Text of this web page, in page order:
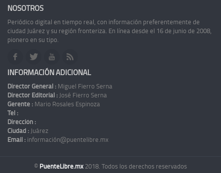
NOSOTROS
Periódico digital en tiempo real, con información preferentemente de
ciudad Juárez y su región fronteriza. En línea desde el 16 de junio de 2008,
pionero en su tipo.
INFORMACIÓN ADICIONAL
Director General : Miguel Fierro Serna
Director Editorial : José Fierro Serna
Gerente : Mario Rosales Espinoza
Tel :
Dirección :
Ciudad : Juárez
Email : información@puentelibre.mx
© PuenteLibre.mx 2018. Todos los derechos reservados